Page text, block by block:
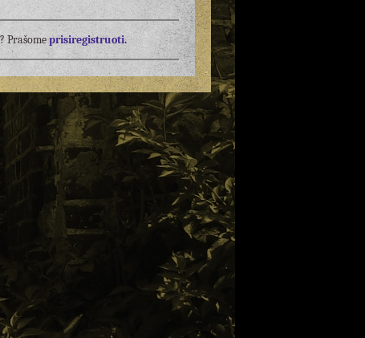
Prašomeprisiregistruoti.